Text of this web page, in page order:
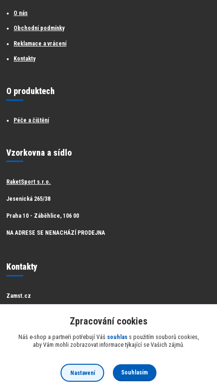
O nás
Obchodní podmínky
Reklamace a vrácení
Kontakty
O produktech
Péče a čištění
Vzorkovna a sídlo
RaketSport s.r.o.
Jesenická 265/38
Praha 10 - Záběhlice, 106 00
NA ADRESE SE NENACHÁZÍ PRODEJNA
Kontakty
Zamst.cz
Zákaznická podpora Zamst
info@raketsport.cz
Zpracování cookies
Náš e-shop a partneři potřebují Váš souhlass použitím souborů cookies,
aby Vám mohli zobrazovat informace týkající se Vašich zájmů.
Nastavení Souhlasím